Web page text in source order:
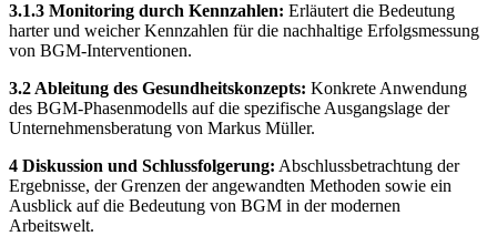
3.1.3 Monitoring durch Kennzahlen: Erläutert die Bedeutung
harter und weicher Kennzahlen für die nachhaltige Erfolgsmessung
von BGM-Interventionen.
3.2 Ableitung des Gesundheitskonzepts: Konkrete Anwendung
des BGM-Phasenmodells auf die spezifische Ausgangslage der
Unternehmensberatung von Markus Müller.
4 Diskussion und Schlussfolgerung: Abschlussbetrachtung der
Ergebnisse, der Grenzen der angewandten Methoden sowie ein
Ausblick auf die Bedeutung von BGM in der modernen
Arbeitswelt.